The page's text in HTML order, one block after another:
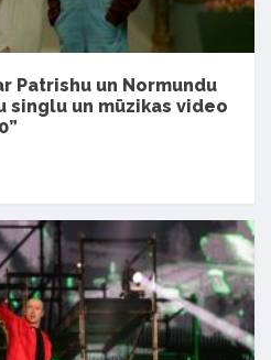
Patrishu un Normundu
singlu un mūzikas video